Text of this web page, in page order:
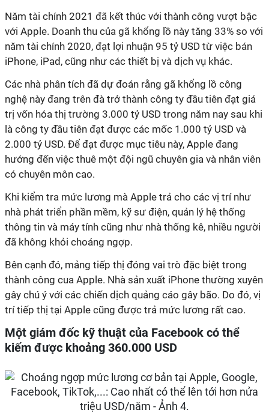
Năm tài chính 2021 đã kết thúc với thành công vượt bậc
với Apple. Doanh thu của gã khổng lồ này tăng 33% so với
năm tài chính 2020, đạt lợi nhuận 95 tỷ USD từ việc bán
iPhone, iPad, cũng như các thiết bị và dịch vụ khác.
Các nhà phân tích đã dự đoán rằng gã khổng lồ công
nghệ này đang trên đà trở thành công ty đầu tiên đạt giá
trị vốn hóa thị trường 3.000 tỷ USD trong năm nay sau khi
là công ty đầu tiên đạt được các mốc 1.000 tỷ USD và
2.000 tỷ USD. Để đạt được mục tiêu này, Apple đang
hướng đến việc thuê một đội ngũ chuyên gia và nhân viên
có chuyên môn cao.
Khi kiểm tra mức lương mà Apple trả cho các vị trí như
nhà phát triển phần mềm, kỹ sư điện, quản lý hệ thống
thông tin và máy tính cũng như nhà thống kê, nhiều người
đã không khỏi choáng ngợp.
Bên cạnh đó, mảng tiếp thị đóng vai trò đặc biệt trong
thành công cua Apple. Nhà sản xuất iPhone thường xuyên
gây chú ý với các chiến dịch quảng cáo gây bão. Do đó, vị
trí tiếp thị tại Apple cũng được trả mức lương rất cao.
Một giám đốc kỹ thuật của Facebook có thể
kiếm được khoảng 360.000 USD